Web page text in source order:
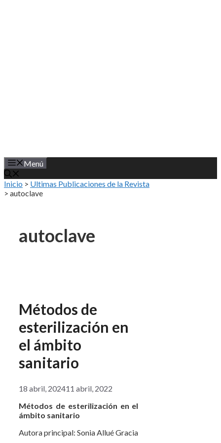
Menú
Inicio > Ultimas Publicaciones de la Revista
> autoclave
autoclave
Métodos de
esterilización en
el ámbito
sanitario
18 abril, 202411 abril, 2022
Métodos de esterilización en el
ámbito sanitario
Autora principal: Sonia Allué Gracia